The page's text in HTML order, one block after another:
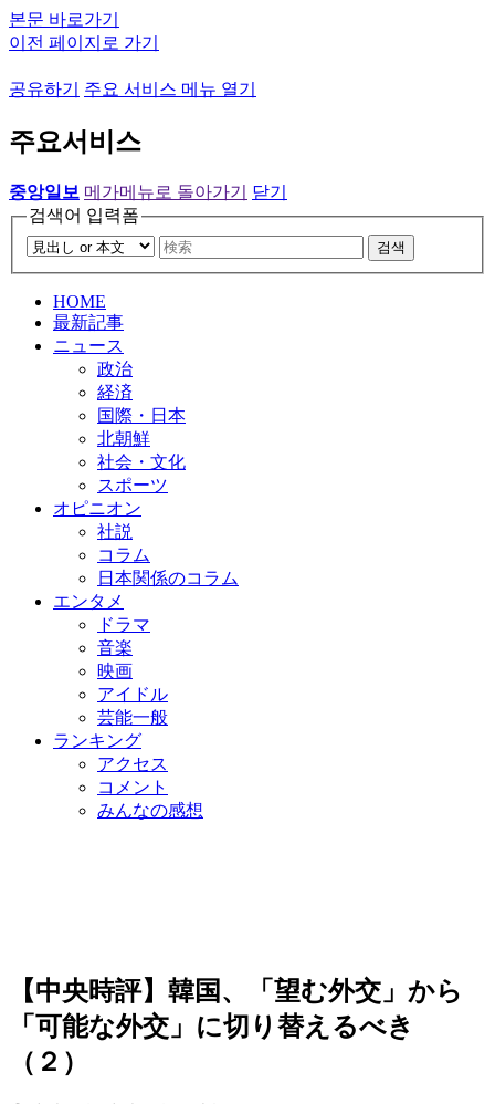
본문 바로가기
이전 페이지로 가기
공유하기 주요 서비스 메뉴 열기
주요서비스
중앙일보 메가메뉴로 돌아가기
닫기
검색어 입력폼
검색
HOME
最新記事
ニュース
政治
経済
国際・日本
北朝鮮
社会・文化
スポーツ
オピニオン
社説
コラム
日本関係のコラム
エンタメ
ドラマ
音楽
映画
アイドル
芸能一般
ランキング
アクセス
コメント
みんなの感想
【中央時評】韓国、「望む外交」から
「可能な外交」に切り替えるべき
（２）